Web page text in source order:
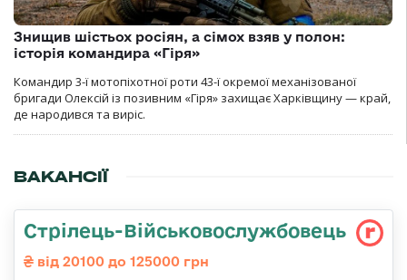
Знищив шістьох росіян, а сімох взяв у полон:
історія командира «Гіря»
Командир 3-ї мотопіхотної роти 43-ї окремої механізованої
бригади Олексій із позивним «Гіря» захищає Харківщину — край,
де народився та виріс.
ВАКАНСІЇ
Стрілець-Військовослужбовець
від 20100 до 125000 грн